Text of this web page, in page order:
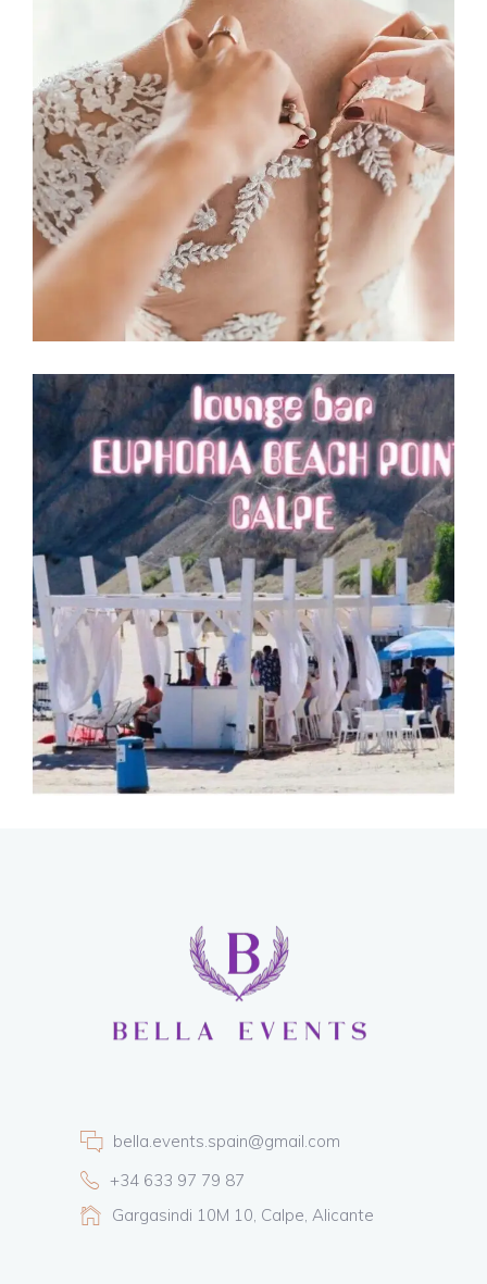
La Ceremonia
EL VESTIDO DE LA NOVIA
Calpe
EUPHORIA BEACH POINT
bella.events.spain@gmail.com
+34 633 97 79 87
Gargasindi 10M 10, Calpe, Alicante